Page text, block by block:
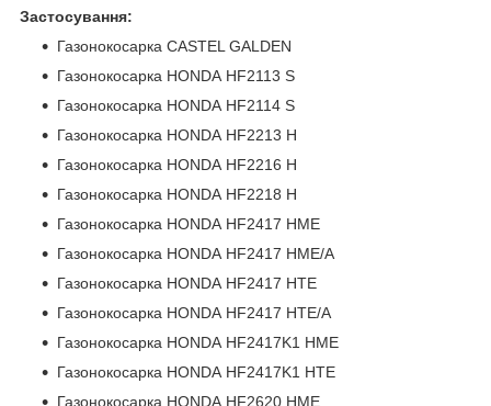
Застосування:
Газонокосарка CASTEL GALDEN
Газонокосарка HONDA HF2113 S
Газонокосарка HONDA HF2114 S
Газонокосарка HONDA HF2213 H
Газонокосарка HONDA HF2216 H
Газонокосарка HONDA HF2218 H
Газонокосарка HONDA HF2417 HME
Газонокосарка HONDA HF2417 HME/A
Газонокосарка HONDA HF2417 HTE
Газонокосарка HONDA HF2417 HTE/A
Газонокосарка HONDA HF2417K1 HME
Газонокосарка HONDA HF2417K1 HTE
Газонокосарка HONDA HF2620 HME